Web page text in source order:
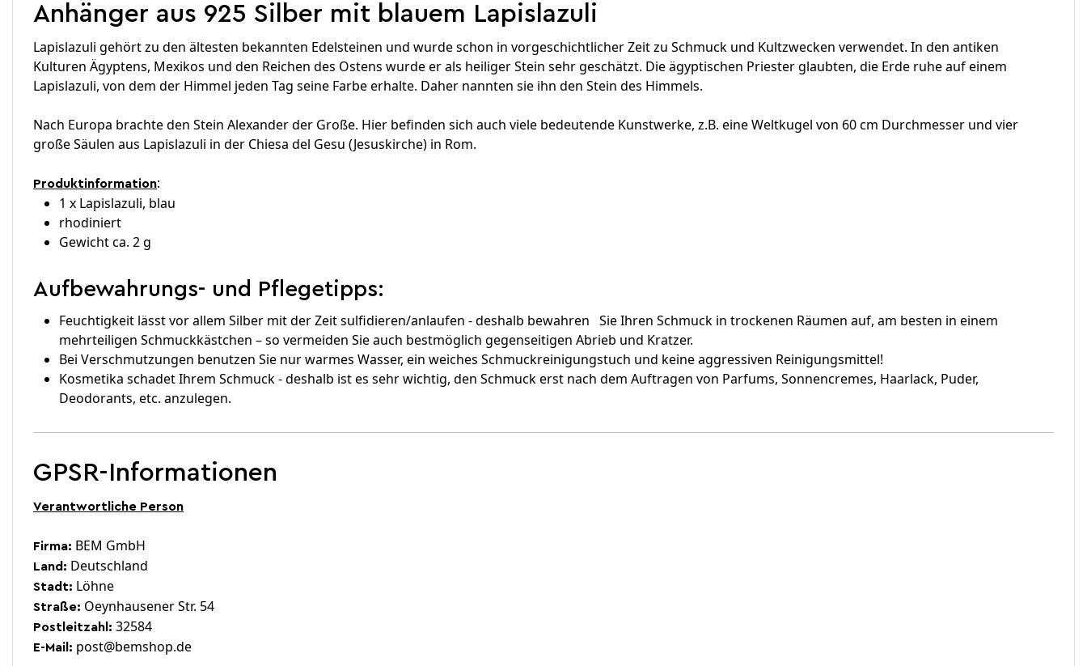
Anhänger aus 925 Silber mit blauem Lapislazuli
Lapislazuli gehört zu den ältesten bekannten Edelsteinen und wurde schon in vorgeschichtlicher Zeit zu Schmuck und Kultzwecken verwendet. In den antiken
Kulturen Ägyptens, Mexikos und den Reichen des Ostens wurde er als heiliger Stein sehr geschätzt. Die ägyptischen Priester glaubten, die Erde ruhe auf einem
Lapislazuli, von dem der Himmel jeden Tag seine Farbe erhalte. Daher nannten sie ihn den Stein des Himmels.
Nach Europa brachte den Stein Alexander der Große. Hier befinden sich auch viele bedeutende Kunstwerke, z.B. eine Weltkugel von 60 cm Durchmesser und vier
große Säulen aus Lapislazuli in der Chiesa del Gesu (Jesuskirche) in Rom.
Produktinformation:
1 x Lapislazuli, blau
rhodiniert
Gewicht ca. 2 g
Aufbewahrungs- und Pflegetipps:
Feuchtigkeit lässt vor allem Silber mit der Zeit sulfidieren/anlaufen - deshalb bewahren Sie Ihren Schmuck in trockenen Räumen auf, am besten in einem
mehrteiligen Schmuckkästchen – so vermeiden Sie auch bestmöglich gegenseitigen Abrieb und Kratzer.
Bei Verschmutzungen benutzen Sie nur warmes Wasser, ein weiches Schmuckreinigungstuch und keine aggressiven Reinigungsmittel!
Kosmetika schadet Ihrem Schmuck - deshalb ist es sehr wichtig, den Schmuck erst nach dem Auftragen von Parfums, Sonnencremes, Haarlack, Puder,
Deodorants, etc. anzulegen.
GPSR-Informationen
Verantwortliche Person
Firma: BEM GmbH
Land: Deutschland
Stadt: Löhne
Straße: Oeynhausener Str. 54
Postleitzahl: 32584
E-Mail: post@bemshop.de